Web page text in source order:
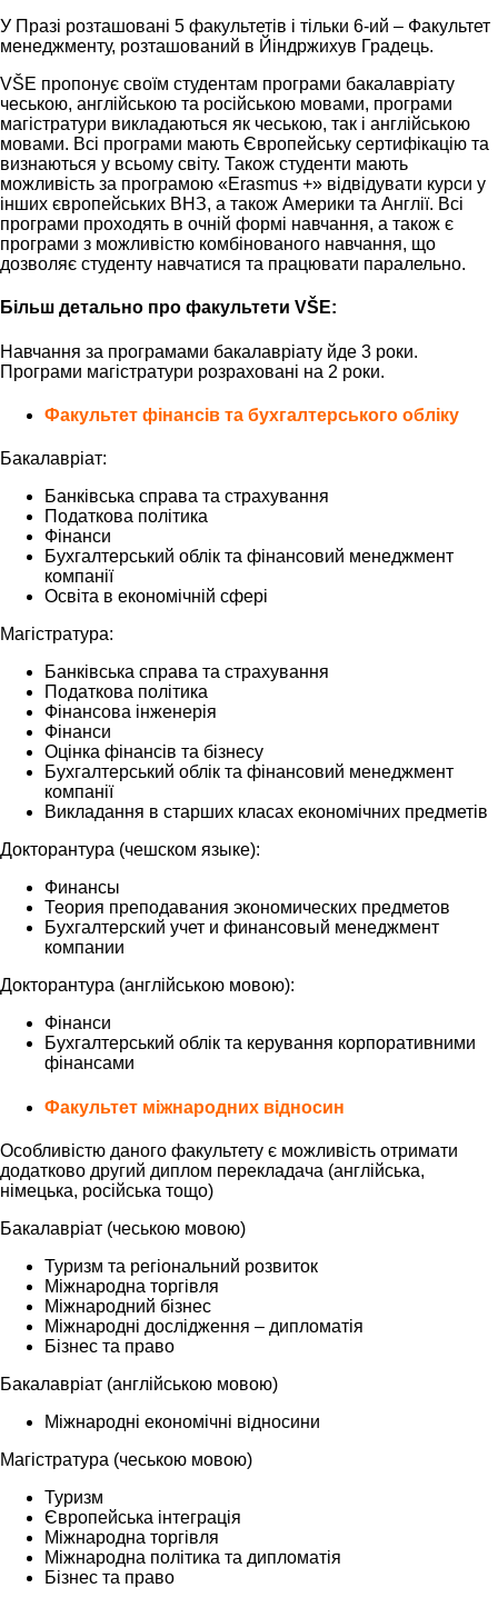
У Празі розташовані 5 факультетів і тільки 6-ий – Факультет
менеджменту, розташований в Йіндржихув Градець.
VŠE пропонує своїм студентам програми бакалавріату
чеською, англійською та російською мовами, програми
магістратури викладаються як чеською, так і англійською
мовами. Всі програми мають Європейську сертифікацію та
визнаються у всьому світу. Також студенти мають
можливість за програмою «Erasmus +» відвідувати курси у
інших європейських ВНЗ, а також Америки та Англії. Всі
програми проходять в очній формі навчання, а також є
програми з можливістю комбінованого навчання, що
дозволяє студенту навчатися та працювати паралельно.
Більш детально про факультети VŠE:
Навчання за програмами бакалавріату йде 3 роки.
Програми магістратури розраховані на 2 роки.
Факультет фінансів та бухгалтерського обліку
Бакалавріат:
Банківська справа та страхування
Податкова політика
Фінанси
Бухгалтерський облік та фінансовий менеджмент
компанії
Освіта в економічній сфері
Магістратура:
Банківська справа та страхування
Податкова політика
Фінансова інженерія
Фінанси
Оцінка фінансів та бізнесу
Бухгалтерський облік та фінансовий менеджмент
компанії
Викладання в старших класах економічних предметів
Докторантура (чешском языке):
Финансы
Теория преподавания экономических предметов
Бухгалтерский учет и финансовый менеджмент
компании
Докторантура (англійською мовою):
Фінанси
Бухгалтерський облік та керування корпоративними
фінансами
Факультет міжнародних відносин
Особливістю даного факультету є можливість отримати
додатково другий диплом перекладача (англійська,
німецька, російська тощо)
Бакалавріат (чеською мовою)
Туризм та регіональний розвиток
Міжнародна торгівля
Міжнародний бізнес
Міжнародні дослідження – дипломатія
Бізнес та право
Бакалавріат (англійською мовою)
Міжнародні економічні відносини
Магістратура (чеською мовою)
Туризм
Європейська інтеграція
Міжнародна торгівля
Міжнародна політика та дипломатія
Бізнес та право